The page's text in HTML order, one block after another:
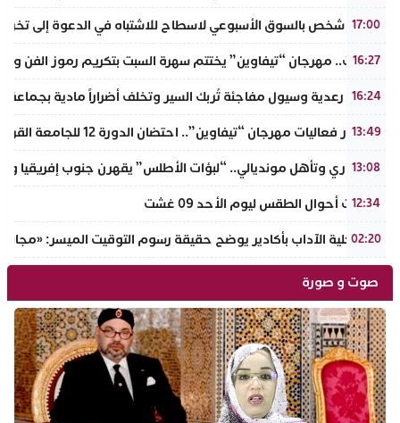
17:00
توقيف شخص بالسوق الأسبوعي لاسطاح للاشتباه في الدعوة إلى
16:27
تافراوت.. مهرجان “تيفاوين” يختتم سهرة السبت بتكريم رموز الفن
16:24
عاصفة رعدية وسيول مفاجئة تُربك السير وتخلف أضراراً مادية بجماعة
13:49
في إطار فعاليات مهرجان “تيفاوين”.. احتضان الدورة 12 للجامعة القروية “محمد خير الدين” بفضاء أزرو واضوم بأملن
13:08
​إنجاز قاري وتأهل مونديالي.. “لبؤات الأطلس” يقهرن جنوب إفريقيا
12:34
توقعات أحوال الطقس ليوم الأحد 09 غشت
02:20
عميد كلية الآداب بأكادير يوضح حقيقة رسوم التوقيت الميسر:
صوت و صورة